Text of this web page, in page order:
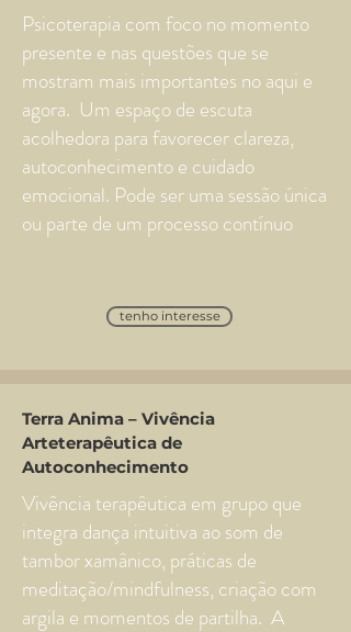
Psicoterapia com foco no momento
presente e nas questões que se
mostram mais importantes no aqui e
agora. Um espaço de escuta
acolhedora para favorecer clareza,
autoconhecimento e cuidado
emocional. Pode ser uma sessão única
ou parte de um processo contínuo
tenho interesse
Terra Anima – Vivência
Arteterapêutica de
Autoconhecimento
Vivência terapêutica em grupo que
integra dança intuitiva ao som de
tambor xamânico, práticas de
meditação/mindfulness, criação com
argila e momentos de partilha. A